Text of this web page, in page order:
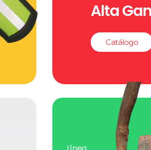
Alta
Catálogo